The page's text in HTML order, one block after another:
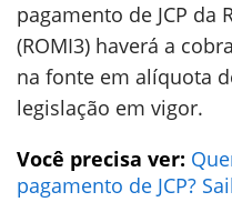
pagamento de JCP da
(ROMI3) haverá a
na fonte em alíquota
legislação em vigor.
Você precisa ver:
pagamento de JCP?